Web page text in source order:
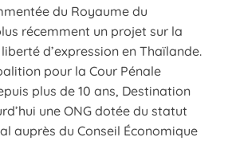
du Royaume du
récemment un projet sur la
d’expression en Thaïlande.
pour la Cour Pénale
plus de 10 ans, Destination
une ONG dotée du statut
auprès du Conseil Économique